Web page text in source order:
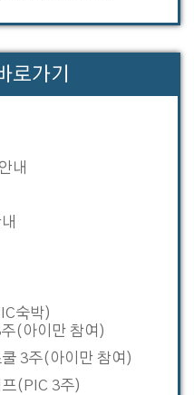
로가기
내
숙박)
(아이만 참여)
3주(아이만 참여)
(PIC 3주)